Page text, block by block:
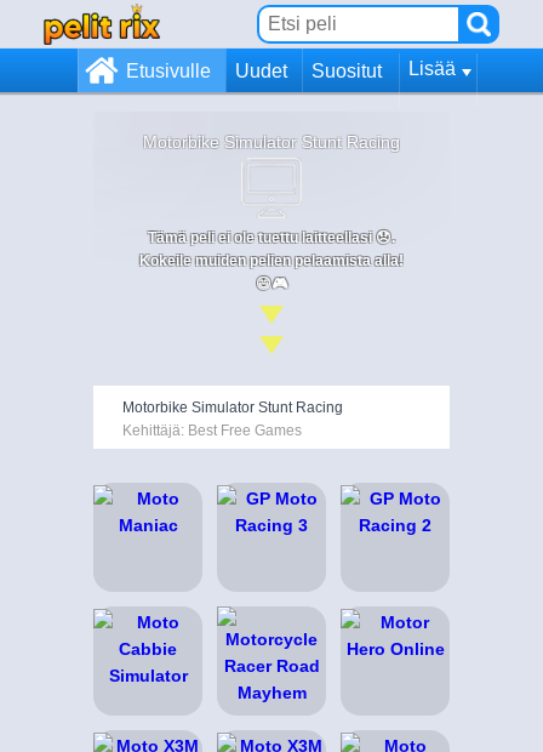
Etusivulle Uudet Suositut Lisää
Motorbike Simulator Stunt Racing
Tämä peli ei ole tuettu laitteellasi 😞.
Kokeile muiden pelien pelaamista alla!
😄🎮
Motorbike Simulator Stunt Racing
Kehittäjä: Best Free Games